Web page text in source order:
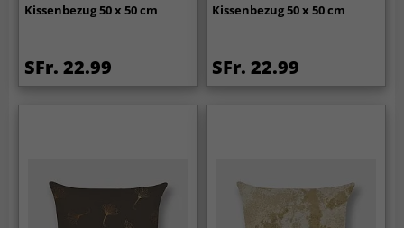
Kissenbezug 50 x 50 cm
SFr. 22.99
Kissenbezug 50 x 50 cm
SFr. 22.99